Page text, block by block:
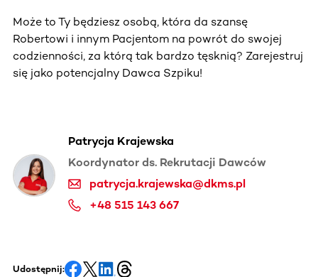
Może to Ty będziesz osobą, która da szansę
Robertowi i innym Pacjentom na powrót do swojej
codzienności, za którą tak bardzo tęsknią? Zarejestruj
się jako potencjalny Dawca Szpiku!
Patrycja Krajewska
Koordynator ds. Rekrutacji Dawców
patrycja.krajewska@dkms.pl
+48 515 143 667
Udostępnij: